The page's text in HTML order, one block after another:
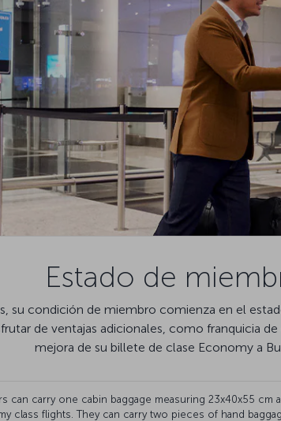
Estado de
su condición de miembro comienza en el
de ventajas adicionales, como franquicia
mejora de su billete de clase Economy a
can carry one cabin baggage measuring 23x40x55
class flights. They can carry two pieces of hand